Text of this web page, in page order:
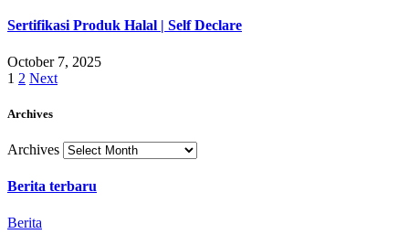
Sertifikasi Produk Halal | Self Declare
October 7, 2025
1 2 Next
Archives
Archives
Berita terbaru
Berita